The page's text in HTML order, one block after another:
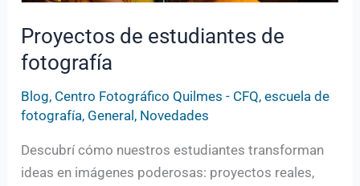
Proyectos de estudiantes de
fotografía
Blog, Centro Fotográfico Quilmes - CFQ,escuela de
fotografía, General , Novedades
Descubrí cómo nuestros estudiantes transforman
ideas en imágenes poderosas: proyectos reales,